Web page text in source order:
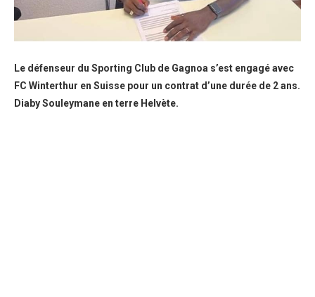
Le défenseur du Sporting Club de Gagnoa s’est engagé avec
FC Winterthur en Suisse pour un contrat d’une durée de 2 ans.
Diaby Souleymane en terre Helvète.